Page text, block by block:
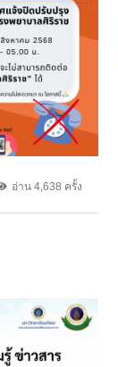
อ่าน 4,638 ครั้ง